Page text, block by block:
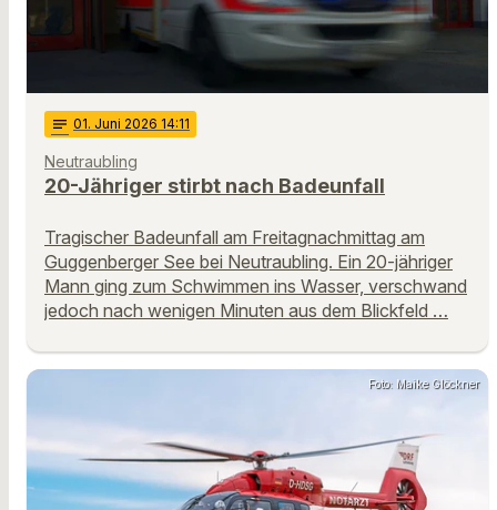
notes 01. Juni 2026 14:11
Neutraubling
20-Jähriger stirbt nach Badeunfall
Tragischer Badeunfall am Freitagnachmittag am
Guggenberger See bei Neutraubling. Ein 20-jähriger
Mann ging zum Schwimmen ins Wasser, verschwand
jedoch nach wenigen Minuten aus dem Blickfeld …
Foto: Maike Glöckner